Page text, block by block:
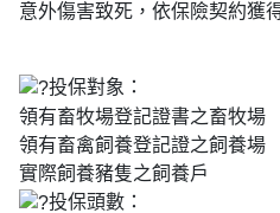
意外傷害致死，依保險契約獲
投保對象：
領有畜牧場登記證書之畜牧場
領有畜禽飼養登記證之飼養場
實際飼養豬隻之飼養戶
投保頭數：